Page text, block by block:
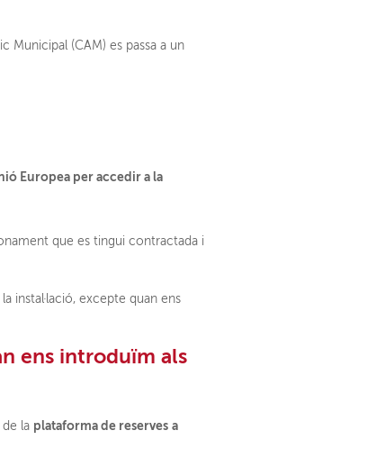
Municipal (CAM) es passa a un
Europea per accedir a la
que es tingui contractada i
instal·lació, excepte quan ens
ens introduïm als
la plataforma de reserves a